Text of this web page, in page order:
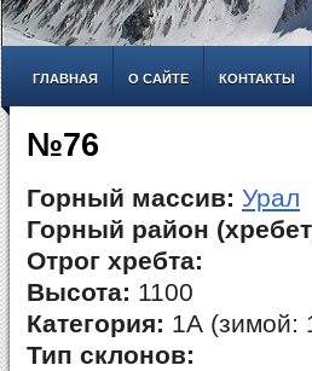
ГЛАВНАЯ О САЙТЕ КОНТАКТЫ
№76
Горный массив: Урал
Горный район
Отрог хребта:
Высота: 1100
Категория: 1А (зимой:
Тип склонов: